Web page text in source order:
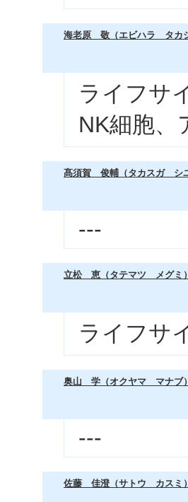
海老原 敬（エビハラ タカ
ライフサ
NK細胞、
髙須賀 俊輔（タカスガ シユ
---
立松 恵（タテマツ メグミ）
ライフサ
奥山 学（オクヤマ マナブ）
---
佐藤 佳澄（サトウ カスミ）